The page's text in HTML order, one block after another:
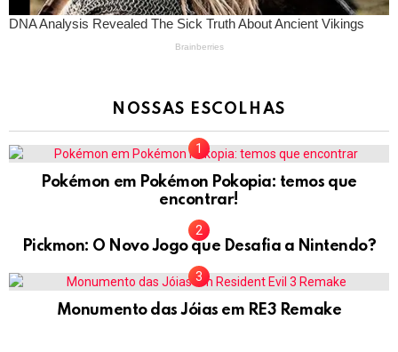
NOSSAS ESCOLHAS
Pokémon em Pokémon Pokopia: temos que
encontrar!
Pickmon: O Novo Jogo que Desafia a Nintendo?
Monumento das Jóias em RE3 Remake